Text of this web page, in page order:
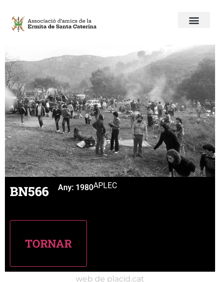
BN566 Any: 1980APLEC
web de placid.cat